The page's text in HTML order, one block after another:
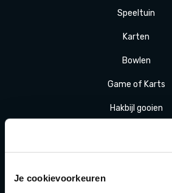
Je cookievoorkeuren
Speeltuin
Karten
Bowlen
Game of Karts
Hakbijl gooien
Shuffleboarden